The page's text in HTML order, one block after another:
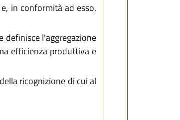
in conformità ad esso,
definisce l'aggregazione
efficienza produttiva e
ricognizione di cui al